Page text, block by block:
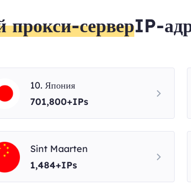
прокси-серверIP-
10. Япония
701,800+IPs
Sint Maarten
1,484+IPs